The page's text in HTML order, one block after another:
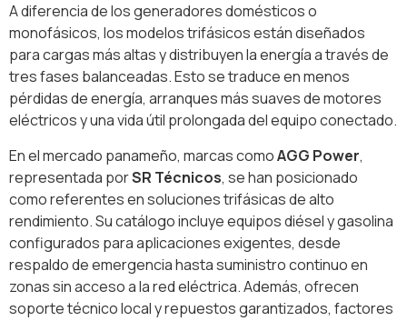
A diferencia de los generadores domésticos o
monofásicos, los modelos trifásicos están diseñados
para cargas más altas y distribuyen la energía a través de
tres fases balanceadas. Esto se traduce en menos
pérdidas de energía, arranques más suaves de motores
eléctricos y una vida útil prolongada del equipo conectado.
En el mercado panameño, marcas comoAGG Power,
representada porSR Técnicos, se han posicionado
como referentes en soluciones trifásicas de alto
rendimiento. Su catálogo incluye equipos diésel y gasolina
configurados para aplicaciones exigentes, desde
respaldo de emergencia hasta suministro continuo en
zonas sin acceso a la red eléctrica. Además, ofrecen
soporte técnico local y repuestos garantizados, factores